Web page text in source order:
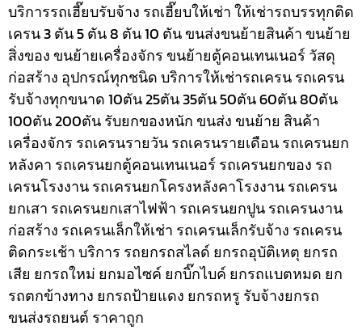
บริการรถเฮี๊ยบรับจ้าง รถเฮี๊ยบให้เช่า ให้เช่ารถบรรทุกติด
เครน 3 ตัน 5 ตัน 8 ตัน 10 ตัน ขนส่งขนย้ายสินค้า ขนย้าย
สิ่งของ ขนย้ายเครื่องจักร ขนย้ายตู้คอนเทนเนอร์ วัสดุ
ก่อสร้าง อุปกรณ์ทุกชนิดบริการให้เช่ารถเครน รถเครน
รับจ้างทุกขนาด 10ตัน 25ตัน 35ตัน 50ตัน 60ตัน 80ตัน
100ตัน 200ตัน รับยกของหนัก ขนส่ง ขนย้าย สินค้า
เครื่องจักร รถเครนรายวัน รถเครนรายเดือน รถเครนยก
หลังคา รถเครนยกตู้คอนเทนเนอร์ รถเครนยกของ รถ
เครนโรงงาน รถเครนยกโครงหลังคาโรงงาน รถเครน
ยกเสา รถเครนยกเสาไฟฟ้า รถเครนยกปูน รถเครนงาน
ก่อสร้าง รถเครนเล็กให้เช่า รถเครนเล็กรับจ้าง รถเครน
ติดกระเช้าบริการ รถยกรถสไลด์ ยกรถอุบัติเหตุ ยกรถ
เสีย ยกรถใหม่ ยกมอไซค์ ยกบิ๊กไบค์ ยกรถแบตหมด ยก
รถตกข้างทาง ยกรถป้ายแดง ยกรถหรู รับจ้างยกรถ
ขนส่งรถยนต์ ราคาถูก